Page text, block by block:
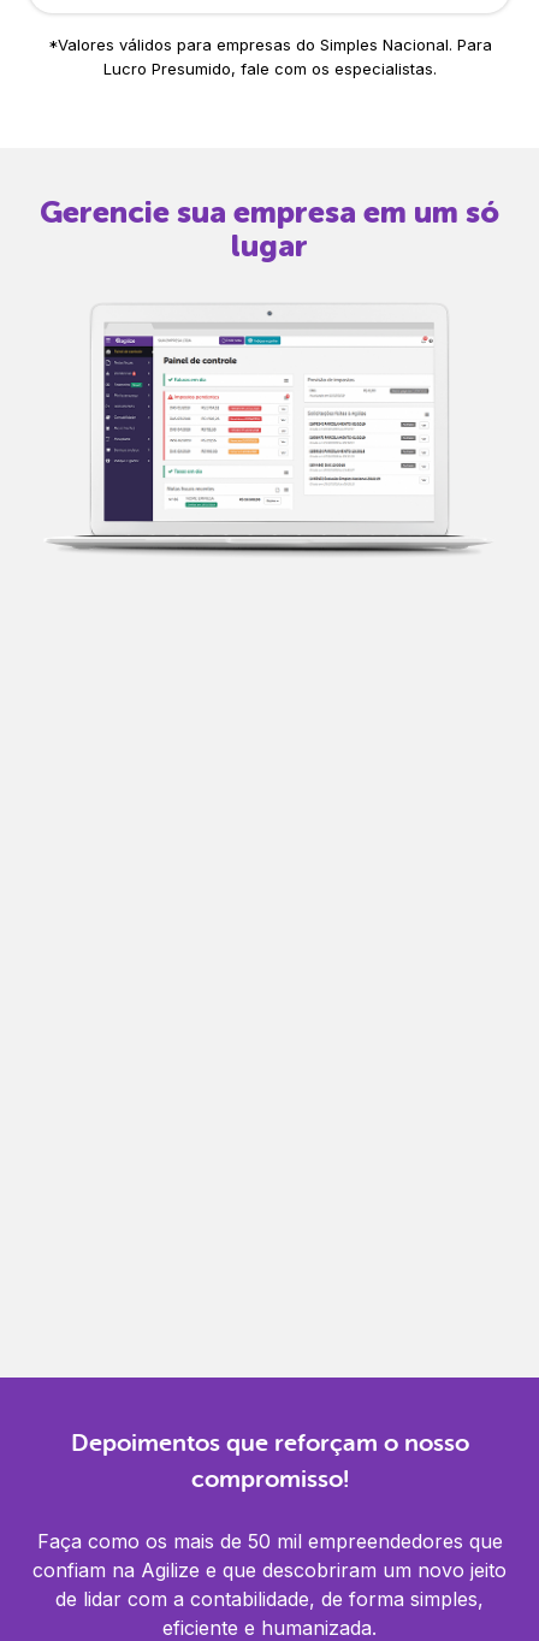
*Valores válidos para empresas do Simples Nacional. Para
Lucro Presumido, fale com os especialistas.
Gerencie sua empresa em um só
lugar
Depoimentos que reforçam o nosso
compromisso!
Faça como os mais de 50 mil empreendedores que
confiam na Agilize e que descobriram um novo jeito
de lidar com a contabilidade, de forma simples,
eficiente e humanizada.